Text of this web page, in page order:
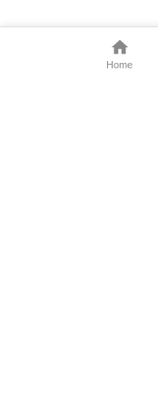
Home